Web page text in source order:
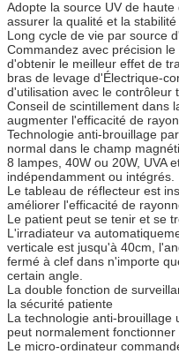
Adopte la source UV de
assurer la qualité et la stabilité
Long cycle de vie par source
Commandez avec précision
d'obtenir le meilleur effet de
bras de levage d'Électrique-
d'utilisation avec le contrôleur
Conseil de scintillement dans
augmenter l'efficacité de
Technologie anti-brouillage
normal dans le champ
8 lampes, 40W ou 20W, UVA
indépendamment ou intégrés.
Le tableau de réflecteur est
améliorer l'efficacité de
Le patient peut se tenir et se
L'irradiateur va
verticale est jusqu'à 40cm,
fermé à clef dans n'importe
certain angle.
La double fonction de
la sécurité patiente
La technologie anti-brouillage
peut normalement
Le micro-ordinateur